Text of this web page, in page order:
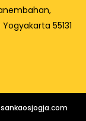
55131